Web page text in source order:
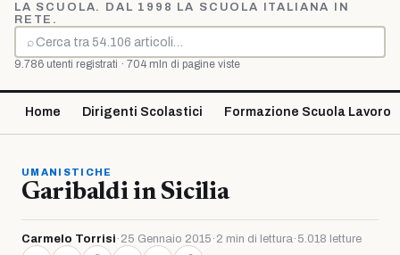
LA SCUOLA. DAL 1998 LA SCUOLA ITALIANA IN
RETE.
⌕
Cerca
9.786 utenti registrati · 704 mln di pagine viste
Home Dirigenti Scolastici Formazione Scuola Lavoro
UMANISTICHE
Garibaldi in Sicilia
Carmelo Torrisi · 25 Gennaio 2015 · 2 min di lettura· 5.018 letture